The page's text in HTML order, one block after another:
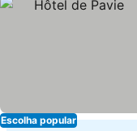
Escolha popular